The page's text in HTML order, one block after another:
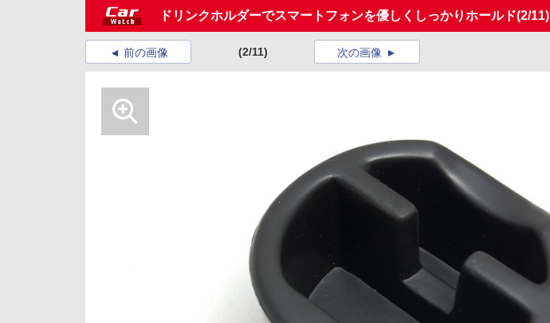
ドリンクホルダーでスマートフォンを優しくしっかりホールド(2/11)
前の画像 (2/11) 次の画像